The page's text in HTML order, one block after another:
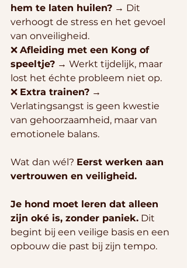
hem te laten huilen? → Dit
verhoogt de stress en het gevoel
van onveiligheid.
❌ Afleiding met een Kong of
speeltje? → Werkt tijdelijk, maar
lost het échte probleem niet op.
❌ Extra trainen? →
Verlatingsangst is geen kwestie
van gehoorzaamheid, maar van
emotionele balans.
Wat dan wél? Eerst werken aan
vertrouwen en veiligheid.
Je hond moet leren dat alleen
zijn oké is, zonder paniek. Dit
begint bij een veilige basis en een
opbouw die past bij zijn tempo.